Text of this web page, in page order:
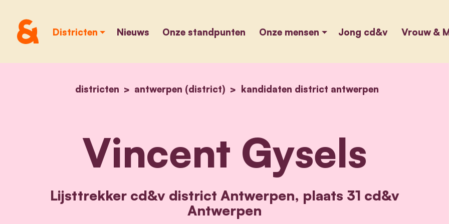
Districten Nieuws Onze standpunten Onze mensen Jong cd&v Vrouw &
home
districten antwerpen (district) kandidaten district antwerpen
vincent gysels
Vincent Gysels
Lijsttrekker cd&v district Antwerpen, plaats 31 cd&v
Antwerpen